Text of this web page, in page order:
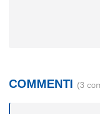
COMMENTI (3